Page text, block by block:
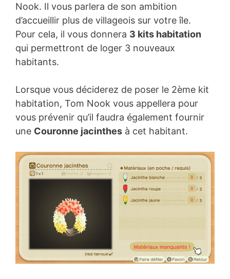
Nook. Il vous parlera de son ambition
d’accueillir plus de villageois sur votre île.
Pour cela, il vous donnera 3 kits habitation
qui permettront de loger 3 nouveaux
habitants.
Lorsque vous déciderez de poser le 2ème kit
habitation, Tom Nook vous appellera pour
vous prévenir qu’il faudra également fournir
une Couronne jacinthes à cet habitant.